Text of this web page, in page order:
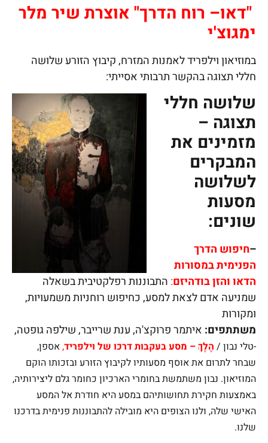
"דאו– רוח הדרך"אוצרת שיר מלר
ימגוצ'י
במוזיאון וילפריד לאמנות המזרח, קיבוץ הזורע שלושה
חללי תצוגה בהקשר תרבותי אסייתי:
שלושה חללי
תצוגה –
מזמינים את
המבקרים
לשלושה
מסעות
שונים:
–חיפוש הדרך
הפנימית במסורות
הדאו והזן בודהיזם: התבוננות רפלקטיבית בשאלה
שמניעה אדם לצאת למסע, כחיפוש רוחניות משמעויות,
ומקורות
משתתפים: איתמר פרוקצ'ה, ענת שרייבר, שילפה גופטה,
-טלי נבון / הֶלֶךְ – מסע בעקבות דרכו של וילפריד,אספן,
שבחר לתרום את אוסף מסעותיו לקיבוץ הזורע ובזכותו הוקם
המוזיאון. נבון משתמשת בחומרי הארכיון כחומר גלם ליצירותיה,
באמצעות חקירת תחושותיהם במסע היא חודרת אל המסע
האישי שלה, ולנו הצופים היא מובילה להתבוננות פנימית בדרכנו
שלנו.